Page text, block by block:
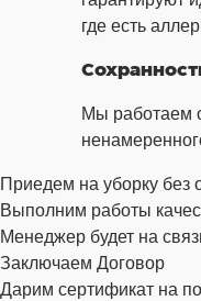
где есть
Мы работаем
Приедем на уборку без
Выполним работы
Менеджер будет на
Заключаем Договор
Дарим сертификат на